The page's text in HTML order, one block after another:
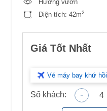
Hướng vườn
Diện tích: 42m2
Giá Tốt Nhất
Vé máy bay khứ hồi
Số khách: - 4